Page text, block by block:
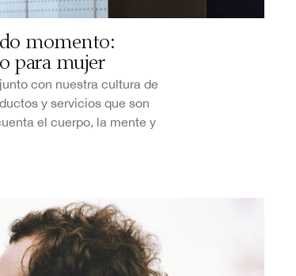
momento:
para mujer
con nuestra cultura de
y servicios que son
el cuerpo, la mente y